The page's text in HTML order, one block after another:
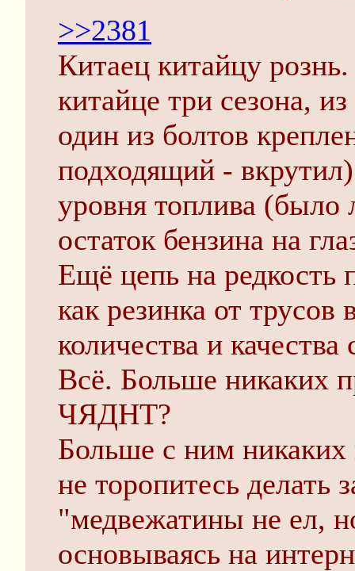
>>2381
Китаец китайцу
китайце три сезона,
один из болтов
подходящий -
уровня топлива (было
остаток бензина на
Ещё цепь на редкость
как резинка от трусов
количества и качества
Всё. Больше никаких
ЧЯДНТ?
Больше с ним
не торопитесь делать
"медвежатины не ел,
основываясь на